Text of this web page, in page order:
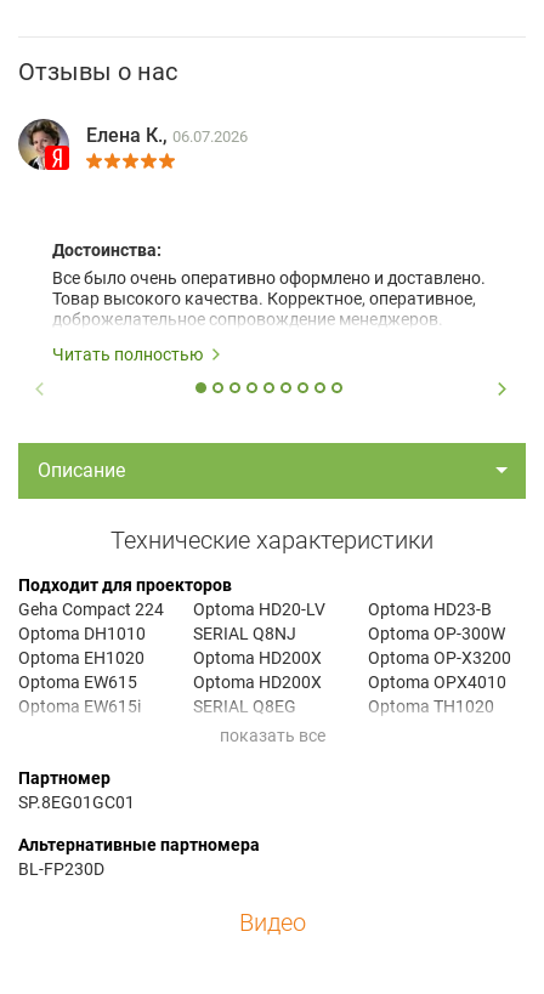
Отзывы о нас
Елена К., 06.07.2026
Достоинства:
Все было очень оперативно оформлено и доставлено.
Товар высокого качества. Корректное, оперативное,
доброжелательное сопровождение менеджеров.
Читать полностью
Описание
Технические характеристики
Подходит для проекторов
Geha Compact 224
Optoma DH1010
Optoma EH1020
Optoma EW615
Optoma EW615i
Optoma EX615
Optoma EX615I
Optoma HD20-LV
Optoma HD20-LV
Optoma HD20-LV
SERIAL Q8NJ
Optoma HD200X
Optoma HD200X
SERIAL Q8EG
Optoma HD200X
SERIAL Q8NJ
Optoma HD22
Optoma HD23-B
Optoma OP-300W
Optoma OP-X3200
Optoma OPX4010
Optoma TH1020
Партномер
SP.8EG01GC01
Альтернативные партномера
BL-FP230D
Видео